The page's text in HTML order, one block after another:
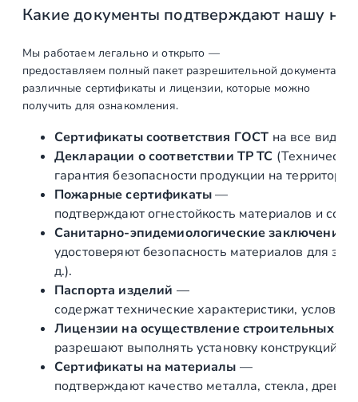
согласование
лестницы,
ограждений
лестницы и
второго света,
цвета ступеней
Составление
коммерческого
предложения, с
предоставлением
визуализации
шт 2
Составление
договора и
подписание
Подготовка и
подписание
Геометрического
шт 1
Какие документы подтверждают нашу
Мы работаем легально и открыто —
предоставляем полный пакет разрешительной
различные сертификаты и лицензии, которые можно
получить для ознакомления.
Сертификаты соответствия ГОСТ на все виды
Декларации о соответствии ТР ТС
гарантия безопасности продукции на
Пожарные сертификаты—
подтверждают огнестойкость материалов и
Санитарно‑эпидемиологические заключения
удостоверяют безопасность материалов для
д.).
Паспорта изделий —
содержат технические характеристики,
Лицензии на осуществление строительных и
разрешают выполнять установку конструкций
Сертификаты на материалы —
подтверждают качество металла, стекла,